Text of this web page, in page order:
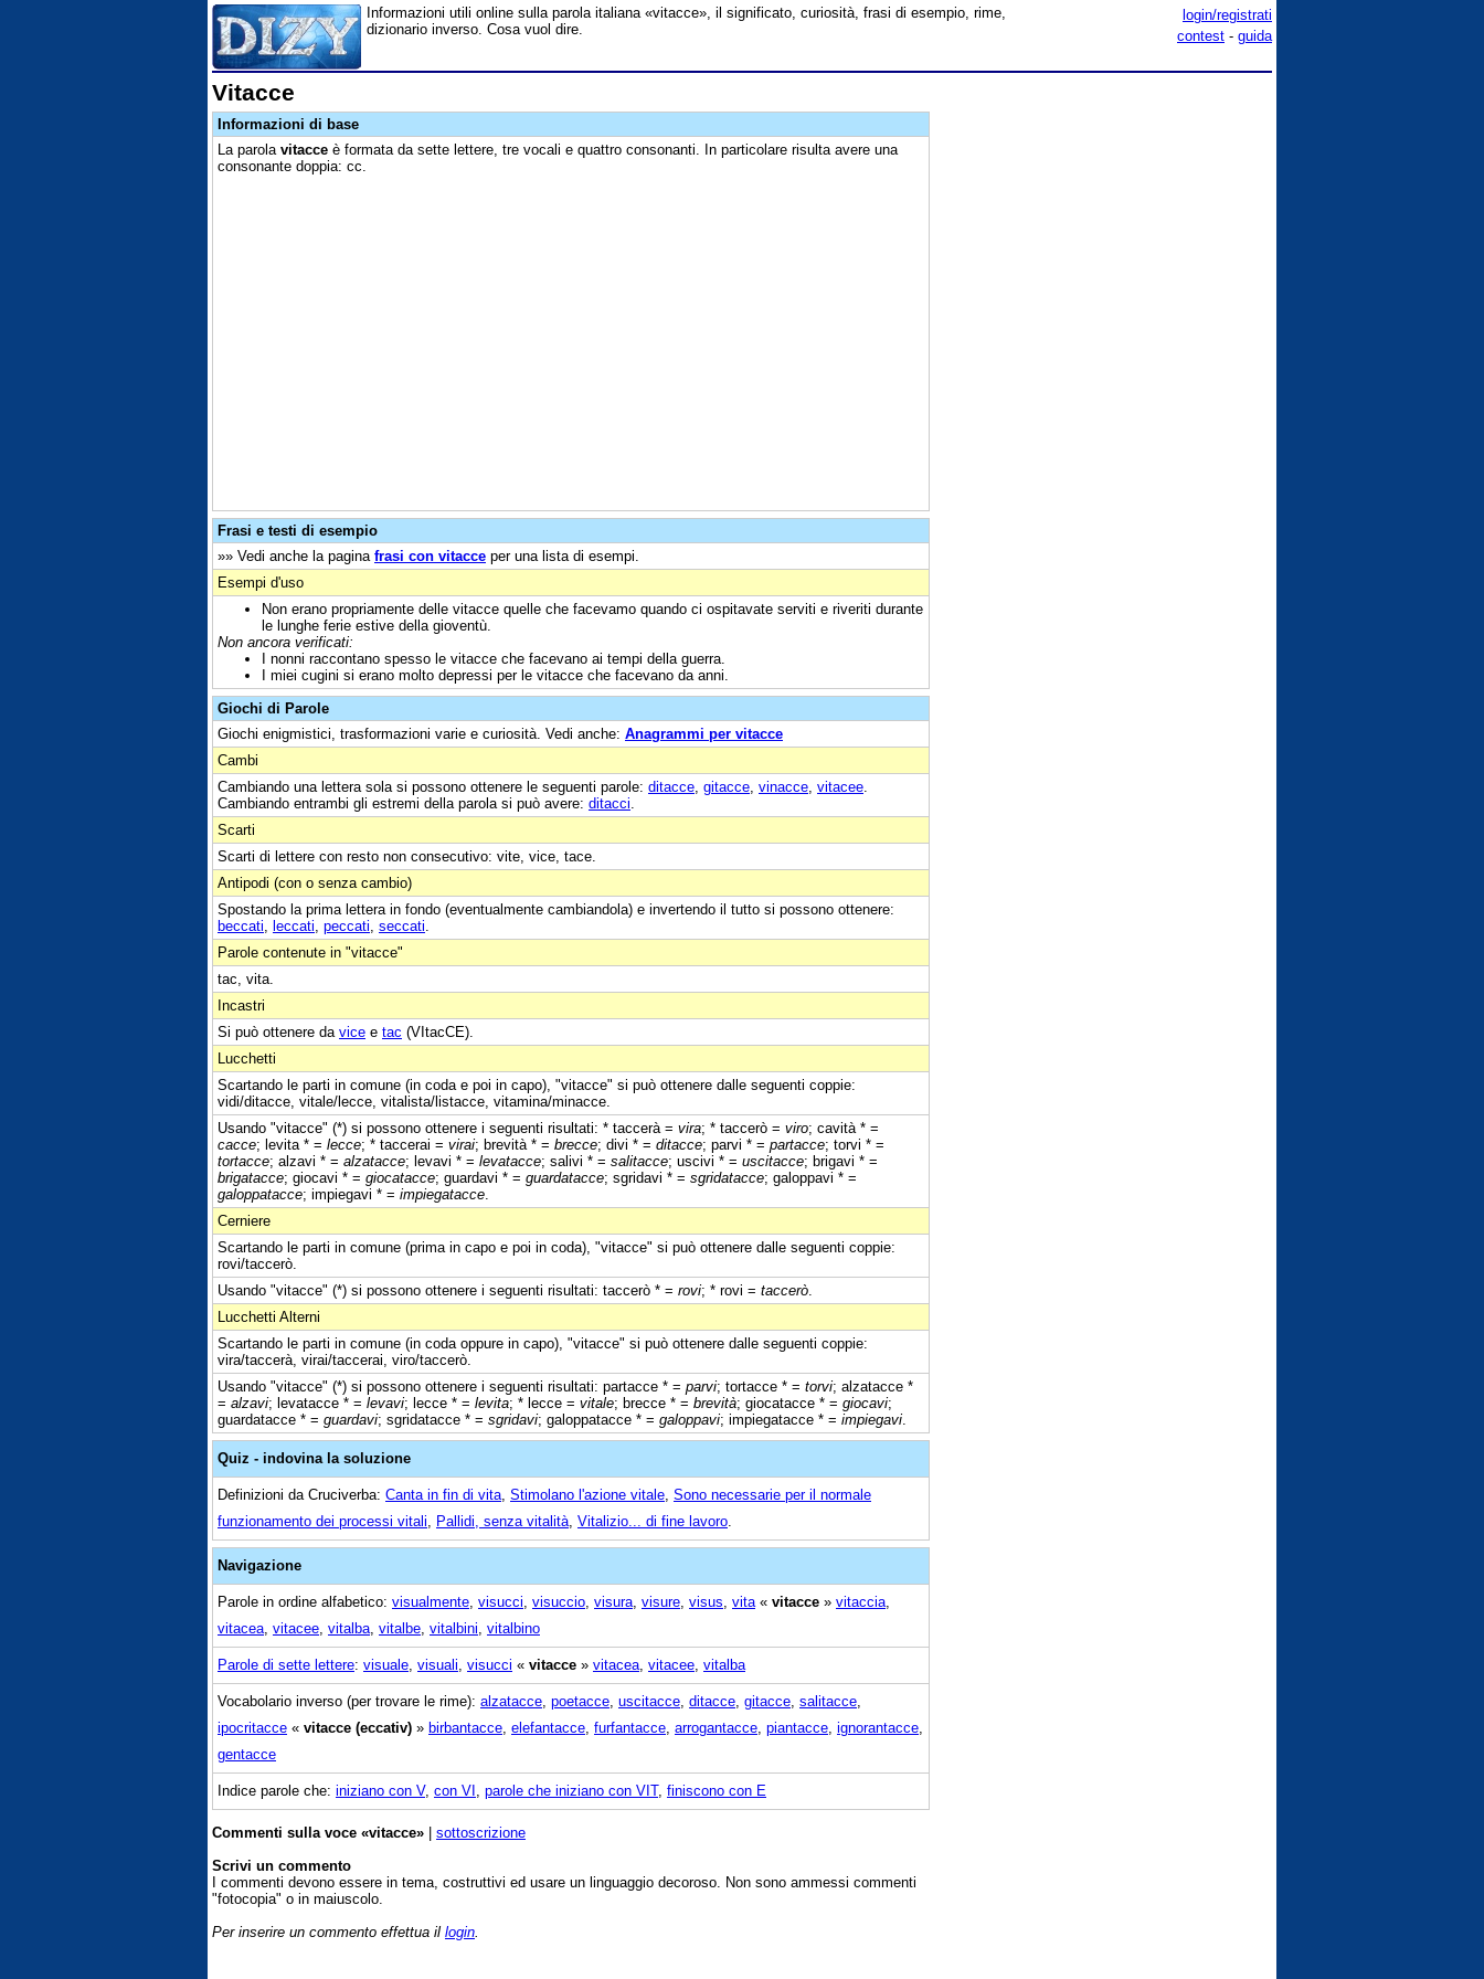
login/registrati
contest - guida
Informazioni utili online sulla parola italiana «vitacce», il significato, curiosità, frasi di esempio, rime,
dizionario inverso. Cosa vuol dire.
Vitacce
Informazioni di base
La parola vitacce è formata da sette lettere, tre vocali e quattro consonanti. In particolare risulta avere una
consonante doppia: cc.
Frasi e testi di esempio
»» Vedi anche la pagina frasi con vitacce per una lista di esempi.
Esempi d'uso
Non erano propriamente delle vitacce quelle che facevamo quando ci ospitavate serviti e riveriti durante
le lunghe ferie estive della gioventù.
Non ancora verificati:
I nonni raccontano spesso le vitacce che facevano ai tempi della guerra.
I miei cugini si erano molto depressi per le vitacce che facevano da anni.
Giochi di Parole
Giochi enigmistici, trasformazioni varie e curiosità. Vedi anche: Anagrammi per vitacce
Cambi
Cambiando una lettera sola si possono ottenere le seguenti parole: ditacce gitacce vinacce vitacee
Cambiando entrambi gli estremi della parola si può avere: ditacci
Scarti
Scarti di lettere con resto non consecutivo: vite, vice, tace.
Antipodi (con o senza cambio)
Spostando la prima lettera in fondo (eventualmente cambiandola) e invertendo il tutto si possono ottenere:
beccati leccati peccati seccati
Parole contenute in "vitacce"
tac, vita.
Incastri
Si può ottenere da vice e tac (VItacCE).
Lucchetti
Scartando le parti in comune (in coda e poi in capo), "vitacce" si può ottenere dalle seguenti coppie:
vidi/ditacce, vitale/lecce, vitalista/listacce, vitamina/minacce.
Usando "vitacce" (*) si possono ottenere i seguenti risultati: * taccerà = vira; * taccerò = viro; cavità * =
cacce; levita * = lecce; * taccerai = virai; brevità * = brecce; divi * = ditacce; parvi * = partacce; torvi * =
tortacce; alzavi * = alzatacce; levavi * = levatacce; salivi * = salitacce; uscivi * = uscitacce; brigavi * =
brigatacce; giocavi * = giocatacce; guardavi * = guardatacce; sgridavi * = sgridatacce; galoppavi * =
galoppatacce; impiegavi * = impiegatacce
Cerniere
Scartando le parti in comune (prima in capo e poi in coda), "vitacce" si può ottenere dalle seguenti coppie:
rovi/taccerò.
Usando "vitacce" (*) si possono ottenere i seguenti risultati: taccerò * = rovi; * rovi = taccerò
Lucchetti Alterni
Scartando le parti in comune (in coda oppure in capo), "vitacce" si può ottenere dalle seguenti coppie:
vira/taccerà, virai/taccerai, viro/taccerò.
Usando "vitacce" (*) si possono ottenere i seguenti risultati: partacce * = parvi; tortacce * = torvi; alzatacce *
= alzavi; levatacce * = levavi; lecce * = levita; * lecce = vitale; brecce * = brevità; giocatacce * = giocavi;
guardatacce * = guardavi; sgridatacce * = sgridavi; galoppatacce * = galoppavi; impiegatacce * = impiegavi
Quiz - indovina la soluzione
Definizioni da Cruciverba: Canta in fin di vita Stimolano l'azione vitale Sono necessarie per il normale
funzionamento dei processi vitali
Pallidi, senza vitalità Vitalizio... di fine lavoro
Navigazione
Parole in ordine alfabetico: visualmente visucci visuccio visura visure visus vita « vitacce » vitaccia
vitacea vitacee vitalba vitalbe vitalbini vitalbino
Parole di sette lettere: visuale visuali visucci « vitacce » vitacea vitacee vitalba
Vocabolario inverso (per trovare le rime): alzatacce poetacce uscitacce ditacce gitacce salitacce
ipocritacce « vitacce (eccativ) » birbantacce elefantacce furfantacce arrogantacce piantacce ignorantacce
gentacce
Indice parole che: iniziano con V, con VI parole che iniziano con VIT, finiscono con E
Commenti sulla voce «vitacce» | sottoscrizione
Scrivi un commento
I commenti devono essere in tema, costruttivi ed usare un linguaggio decoroso. Non sono ammessi commenti
"fotocopia" o in maiuscolo.
Per inserire un commento effettua il login